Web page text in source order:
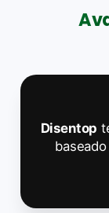
Disentop